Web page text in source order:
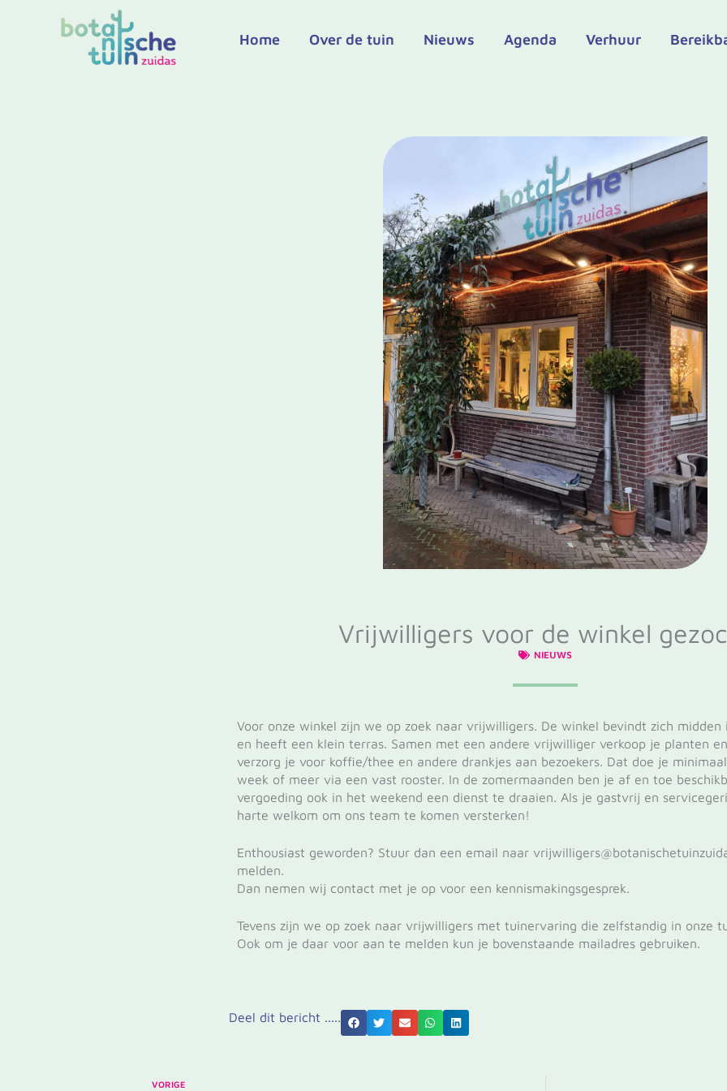
Home Over de tuin Nieuws Agenda Verhuur
Vrijwilligers voor de winkel
NIEUWS
Voor onze winkel zijn we op zoek naar vrijwilligers. De winkel bevindt zich
en heeft een klein terras. Samen met een andere vrijwilliger verkoop je planten
verzorg je voor koffie/thee en andere drankjes aan bezoekers. Dat doe je
week of meer via een vast rooster. In de zomermaanden ben je af en toe
vergoeding ook in het weekend een dienst te draaien. Als je gastvrij en
harte welkom om ons team te komen versterken!
Enthousiast geworden? Stuur dan een email naar
melden.
Dan nemen wij contact met je op voor een kennismakingsgesprek.
Tevens zijn we op zoek naar vrijwilligers met tuinervaring die zelfstandig in onze
Ook om je daar voor aan te melden kun je bovenstaande mailadres gebruiken.
Deel dit bericht .....
VORIGE